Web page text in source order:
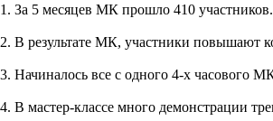
1. За 5 месяцев МК прошло 410 участников.
2. В результате МК, участники повышают
3. Начиналось все с одного 4-х часового
4. В мастер-классе много демонстрации